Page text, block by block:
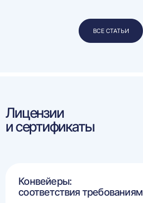
ВСЕ СТАТЬИ
Лицензии
и сертификаты
Конвейеры:
соответствия требованиям